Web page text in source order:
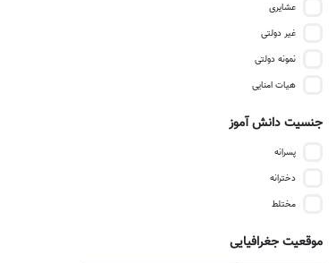
عشایری
غیر دولتی
نمونه دولتی
هیات امنایی
جنسیت دانش آموز
پسرانه
دخترانه
مختلط
موقعیت جغرافیایی